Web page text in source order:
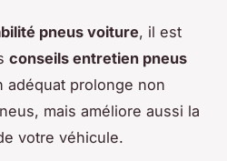
pneus voiture, il est
conseils entretien pneus
adéquat prolonge non
mais améliore aussi la
votre véhicule.